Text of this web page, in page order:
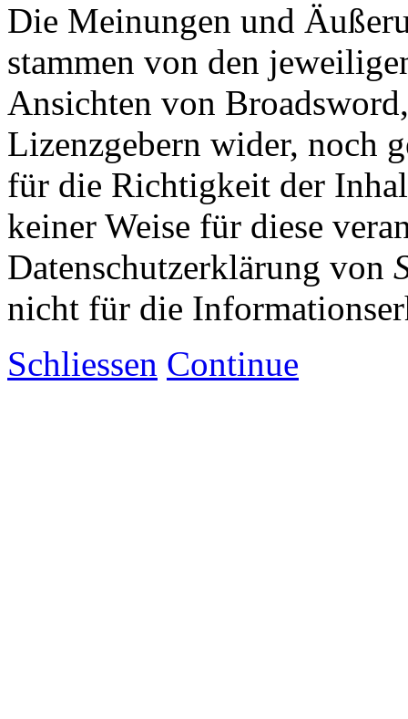
Die Meinungen und
stammen von den
Ansichten von
Lizenzgebern wider, noch
für die Richtigkeit der
keiner Weise für diese
Datenschutzerklärung von
nicht für die
Schliessen Continue